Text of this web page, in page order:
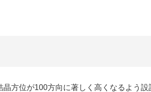
方位が100方向に著しく高くなるよう